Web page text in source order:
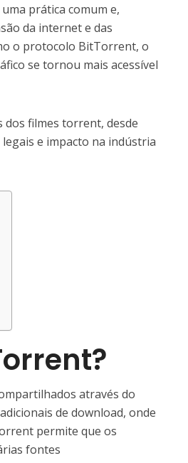
prática comum e,
da internet e das
o protocolo BitTorrent, o
se tornou mais acessível
filmes torrent, desde
e impacto na indústria
através do
de download, onde
permite que os
fontes